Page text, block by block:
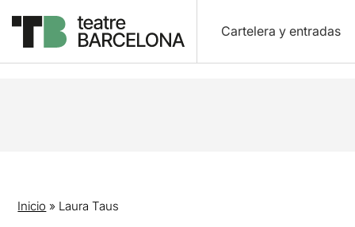
Cartelera y entradas
Inicio » Laura Taus